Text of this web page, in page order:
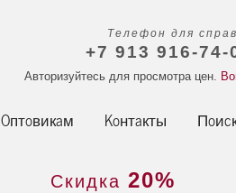
Оптовикам Контакты
Телефон для
+7 913 916-74-
Авторизуйтесь для просмотра цен.
Скидка 20%